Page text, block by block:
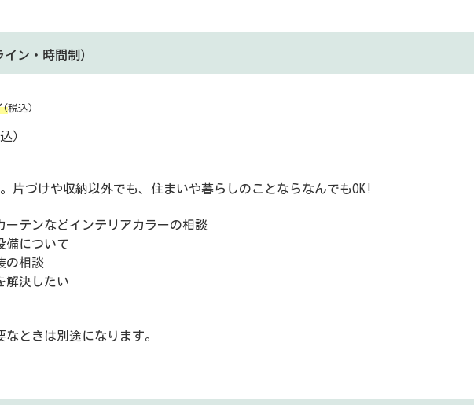
ン・時間制）
(税込)
）
片づけや収納以外でも、住まいや暮らしのことならなんでもOK!
ーテンなどインテリアカラーの相談
備について
の相談
解決したい
ときは別途になります。